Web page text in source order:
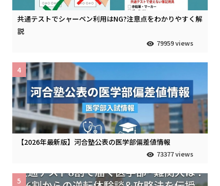
共通テストでシャーペン利用はNG?注意点をわかりやすく解
説
79959 views
【2026年最新版】河合塾公表の医学部偏差値情報
73377 views
4
5